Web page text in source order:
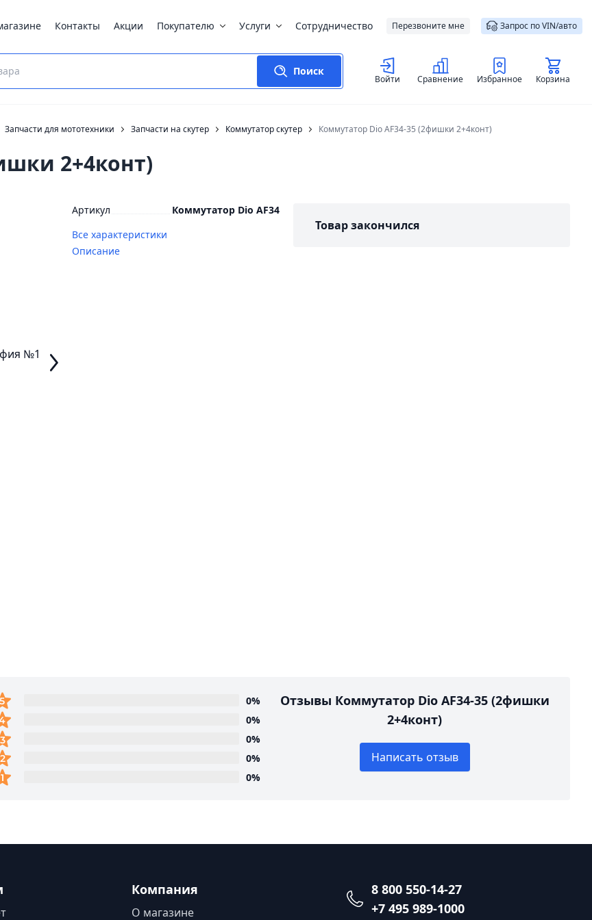
Контакты Акции Покупателю Услуги Сотрудничество Перезвоните мне Запрос по VIN/авто
Поиск
Войти Сравнение Избранное Корзина
Запчасти для мототехники Запчасти на скутер Коммутатор скутер Коммутатор Dio AF34-35 (2фишки 2+4конт)
2+4конт)
Артикул
Коммутатор Dio AF34
Все характеристики
Описание
Товар закончился
0%
0%
0%
0%
0%
Отзывы Коммутатор Dio AF34-35 (2фишки
2+4конт)
Написать отзыв
Компания
О магазине
8 800 550-14-27
+7 495 989-1000